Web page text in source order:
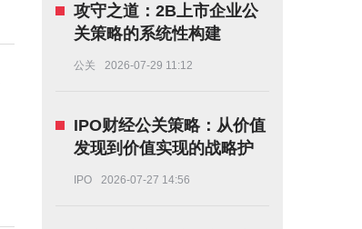
攻守之道：2B上市企业公
关策略的系统性构建
公关 2026-07-29 11:12
IPO财经公关策略：从价值
发现到价值实现的战略护
IPO 2026-07-27 14:56